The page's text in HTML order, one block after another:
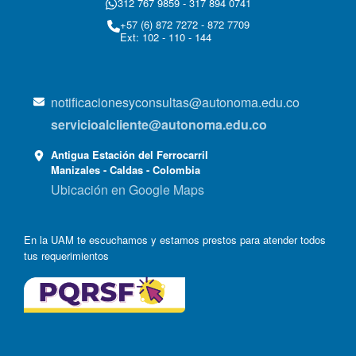
+57 (6) 872 7272 - 872 7709
Ext: 102 - 110 - 144
notificacionesyconsultas@autonoma.edu.co
servicioalcliente@autonoma.edu.co
Antigua Estación del Ferrocarril
Manizales - Caldas - Colombia
Ubicación en Google Maps
En la UAM te escuchamos y estamos prestos para atender todos
tus requerimientos